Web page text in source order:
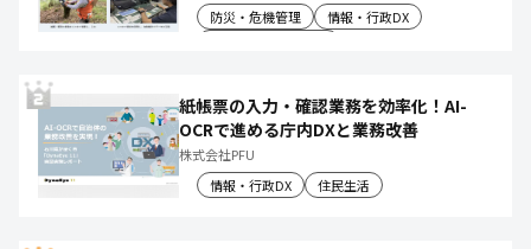
防災・危機管理
情報・行政DX
紙帳票の入力・確認業務を効率化！AI-
OCRで進める庁内DXと業務改善
株式会社PFU
情報・行政DX
住民生活